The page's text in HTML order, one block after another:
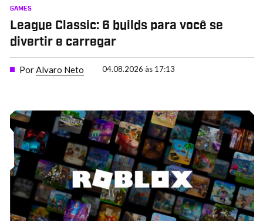
GAMES
League Classic: 6 builds para você se
divertir e carregar
PorAlvaro Neto 04.08.2026 às 17:13